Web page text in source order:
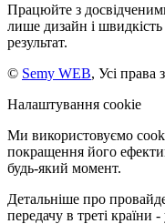
Працюйте з
лише дизайн і
результат.
© Semy WEB, Усі права
Налаштування cookie
Ми використовуємо
покращення його
будь-який момент.
Детальніше про
передачу в треті країни